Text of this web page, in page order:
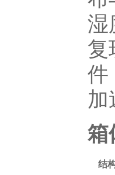
湿
复
件
加
箱
结